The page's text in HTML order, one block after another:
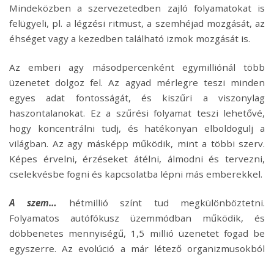
Mindeközben a szervezetedben zajló folyamatokat is
felügyeli, pl. a légzési ritmust, a szemhéjad mozgását, az
éhséget vagy a kezedben található izmok mozgását is.
Az emberi agy másodpercenként egymilliónál több
üzenetet dolgoz fel. Az agyad mérlegre teszi minden
egyes adat fontosságát, és kiszűri a viszonylag
haszontalanokat. Ez a szűrési folyamat teszi lehetővé,
hogy koncentrálni tudj, és hatékonyan elboldogulj a
világban. Az agy másképp működik, mint a többi szerv.
Képes érvelni, érzéseket átélni, álmodni és tervezni,
cselekvésbe fogni és kapcsolatba lépni más emberekkel.
A szem…
hétmillió színt tud megkülönböztetni.
Folyamatos autófókusz üzemmódban működik, és
döbbenetes mennyiségű, 1,5 millió üzenetet fogad be
egyszerre. Az evolúció a már létező organizmusokból